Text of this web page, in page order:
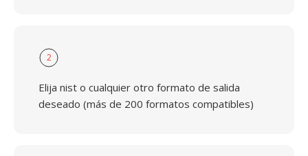
2
Elija nist o cualquier otro formato de salida
deseado (más de 200 formatos compatibles)